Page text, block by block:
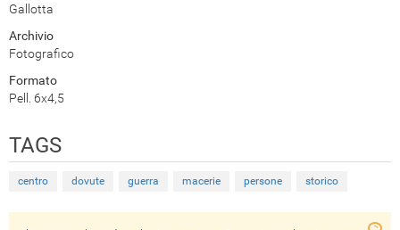
Gallotta
Archivio
Fotografico
Formato
Pell. 6x4,5
TAGS
centro dovute guerra macerie persone storico